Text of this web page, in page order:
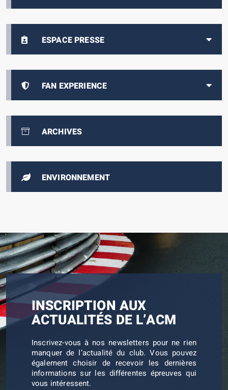
ESPACE PRESSE
FAN EXPERIENCE
ARCHIVES
ENVIRONNEMENT
INSCRIPTION AUX
ACTUALITÉS DE L’ACM
Inscrivez-vous à nos newsletters pour ne rien
manquer de l’actualité du club. Vous pouvez
également choisir de recevoir les dernières
informations sur les différentes épreuves qui
vous intéressent.